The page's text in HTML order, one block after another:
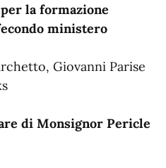
la formazione
ministero
‎Giovanni Parise
di Monsignor Pericle